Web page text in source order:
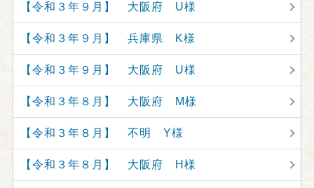
【令和３年９月】 大阪府 U様
【令和３年９月】 兵庫県 K様
【令和３年９月】 大阪府 U様
【令和３年８月】 大阪府 M様
【令和３年８月】 不明 Y様
【令和３年８月】 大阪府 H様